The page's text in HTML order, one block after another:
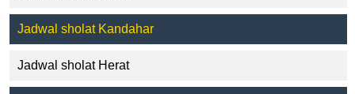
Jadwal sholat Kandahar
Jadwal sholat Herat